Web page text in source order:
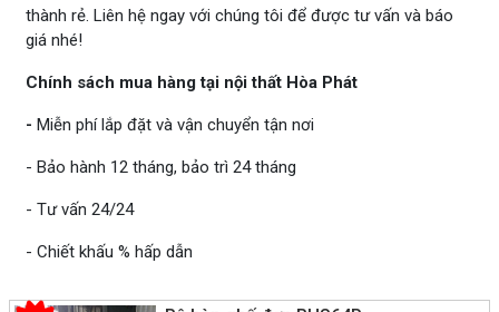
thành rẻ. Liên hệ ngay với chúng tôi để được tư vấn và báo
giá nhé!
Chính sách mua hàng tại nội thất Hòa Phát
- Miễn phí lắp đặt và vận chuyển tận nơi
- Bảo hành 12 tháng, bảo trì 24 tháng
- Tư vấn 24/24
- Chiết khấu % hấp dẫn